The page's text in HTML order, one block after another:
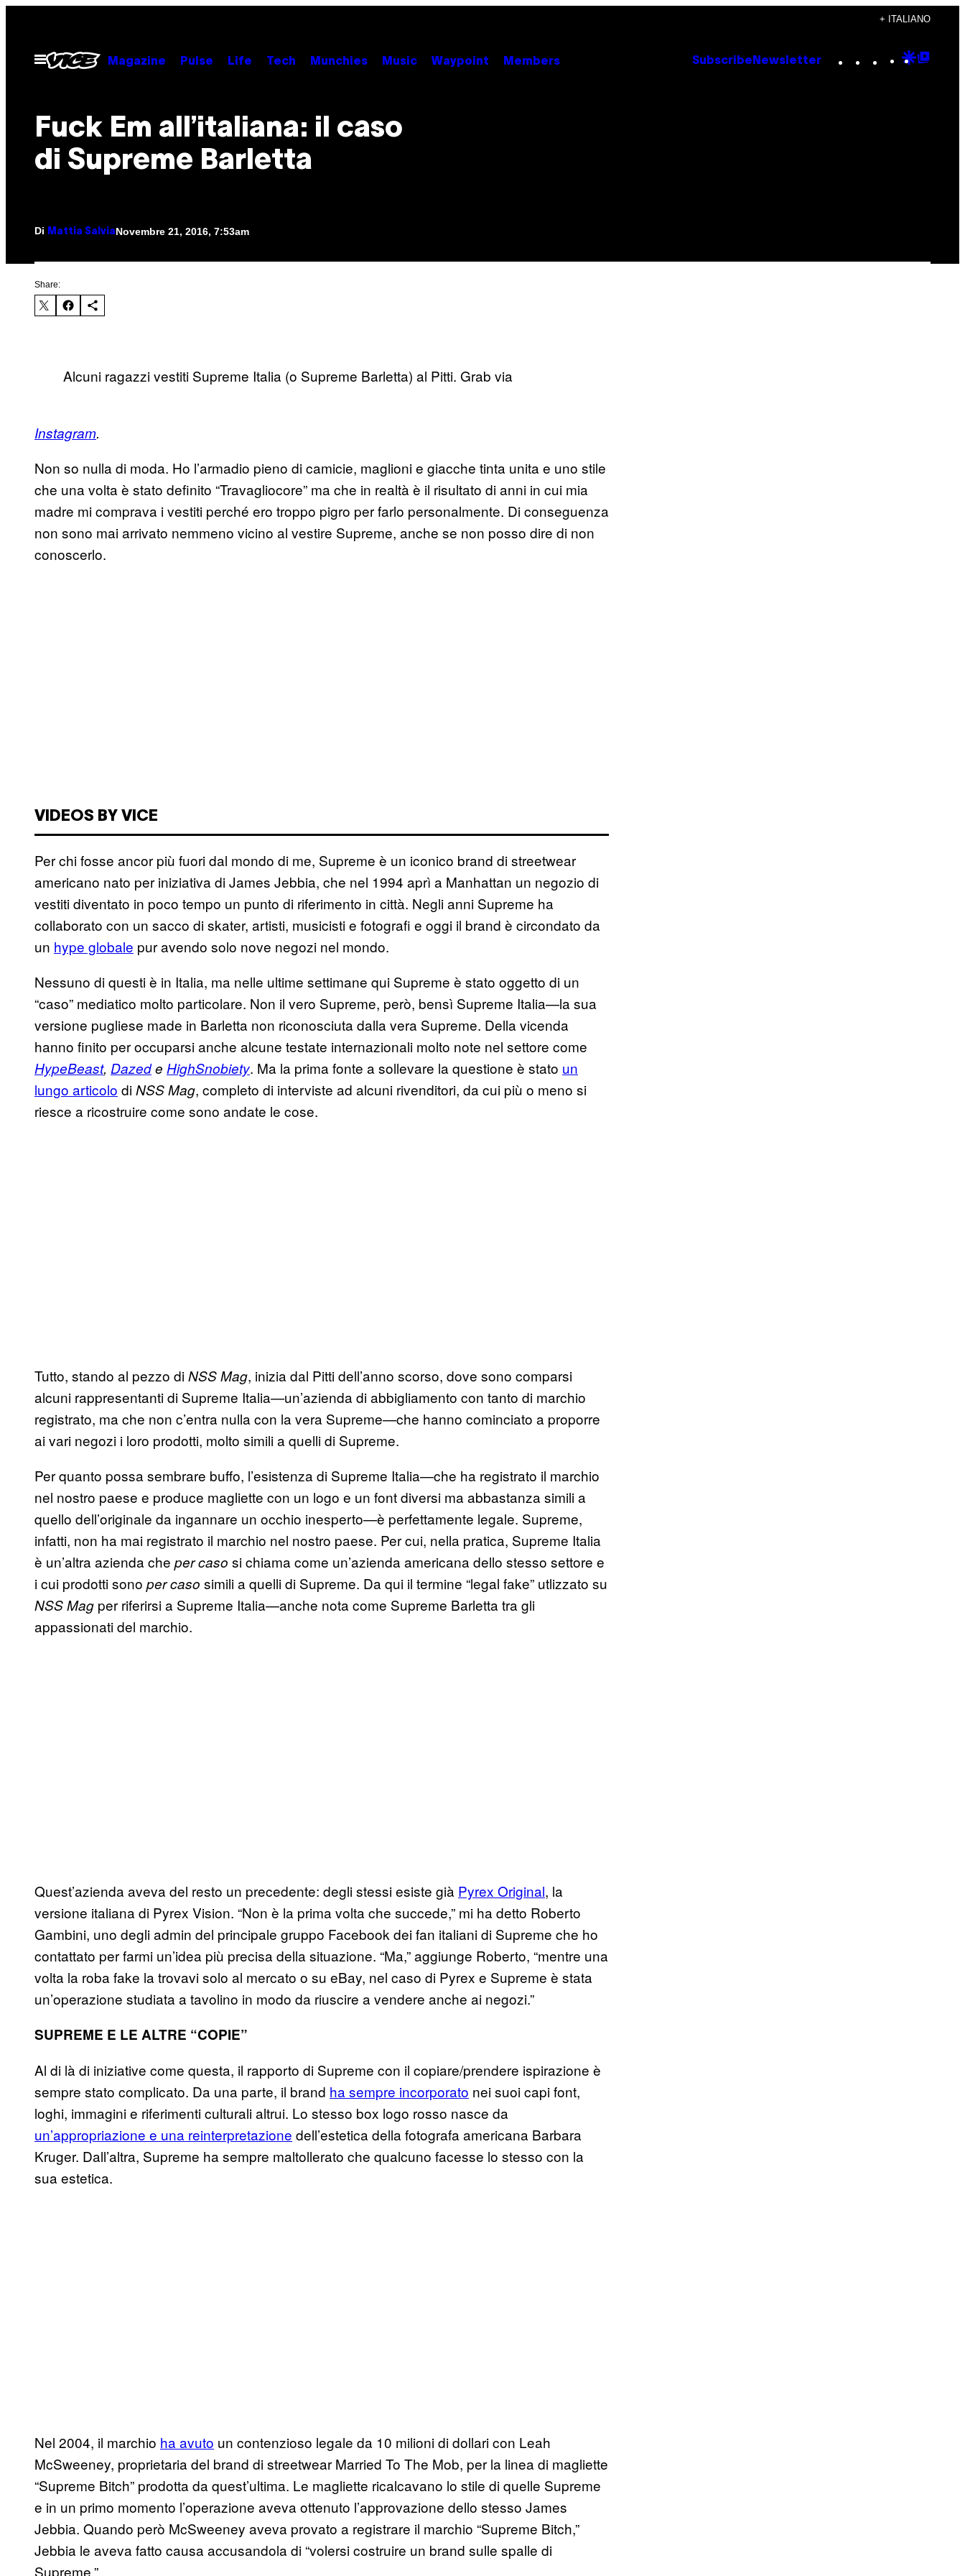
contenuto
+ ITALIANO
Apri
Magazine Pulse Life Tech Munchies Music Waypoint Members Subscribe Newsletter Instagram
TikTok
YouTube
Google
Fuck Em all’italiana: il caso
di Supreme Barletta
Di Mattia SalviaNovembre 21, 2016, 7:53am
Share:
Alcuni ragazzi vestiti Supreme Italia (o Supreme Barletta) al Pitti. Grab via
Instagram.
Non so nulla di moda. Ho l’armadio pieno di camicie, maglioni e giacche tinta unita e uno stile
che una volta è stato definito “Travagliocore” ma che in realtà è il risultato di anni in cui mia
madre mi comprava i vestiti perché ero troppo pigro per farlo personalmente. Di conseguenza
non sono mai arrivato nemmeno vicino al vestire Supreme, anche se non posso dire di non
conoscerlo.
VIDEOS BY VICE
Per chi fosse ancor più fuori dal mondo di me, Supreme è un iconico brand di streetwear
americano nato per iniziativa di James Jebbia, che nel 1994 aprì a Manhattan un negozio di
vestiti diventato in poco tempo un punto di riferimento in città. Negli anni Supreme ha
collaborato con un sacco di skater, artisti, musicisti e fotografi e oggi il brand è circondato da
un hype globale pur avendo solo nove negozi nel mondo.
Nessuno di questi è in Italia, ma nelle ultime settimane qui Supreme è stato oggetto di un
“caso” mediatico molto particolare. Non il vero Supreme, però, bensì Supreme Italia—la sua
versione pugliese made in Barletta non riconosciuta dalla vera Supreme. Della vicenda
hanno finito per occuparsi anche alcune testate internazionali molto note nel settore come
HypeBeast, Dazede HighSnobiety. Ma la prima fonte a sollevare la questione è stato un
lungo articolo diNSS Mag, completo di interviste ad alcuni rivenditori, da cui più o meno si
riesce a ricostruire come sono andate le cose.
Tutto, stando al pezzo diNSS Mag, inizia dal Pitti dell’anno scorso, dove sono comparsi
alcuni rappresentanti di Supreme Italia—un’azienda di abbigliamento con tanto di marchio
registrato, ma che non c’entra nulla con la vera Supreme—che hanno cominciato a proporre
ai vari negozi i loro prodotti, molto simili a quelli di Supreme.
Per quanto possa sembrare buffo, l’esistenza di Supreme Italia—che ha registrato il marchio
nel nostro paese e produce magliette con un logo e un font diversi ma abbastanza simili a
quello dell’originale da ingannare un occhio inesperto—è perfettamente legale. Supreme,
infatti, non ha mai registrato il marchio nel nostro paese. Per cui, nella pratica, Supreme Italia
è un’altra azienda che per caso si chiama come un’azienda americana dello stesso settore e
i cui prodotti sono per caso simili a quelli di Supreme. Da qui il termine “legal fake” utlizzato su
NSS Mag per riferirsi a Supreme Italia—anche nota come Supreme Barletta tra gli
appassionati del marchio.
Quest’azienda aveva del resto un precedente: degli stessi esiste già Pyrex Original, la
versione italiana di Pyrex Vision. “Non è la prima volta che succede,” mi ha detto Roberto
Gambini, uno degli admin del principale gruppo Facebook dei fan italiani di Supreme che ho
contattato per farmi un’idea più precisa della situazione. “Ma,” aggiunge Roberto, “mentre una
volta la roba fake la trovavi solo al mercato o su eBay, nel caso di Pyrex e Supreme è stata
un’operazione studiata a tavolino in modo da riuscire a vendere anche ai negozi.”
SUPREME E LE ALTRE “COPIE”
Al di là di iniziative come questa, il rapporto di Supreme con il copiare/prendere ispirazione è
sempre stato complicato. Da una parte, il brand ha sempre incorporato nei suoi capi font,
loghi, immagini e riferimenti culturali altrui. Lo stesso box logo rosso nasce da
un’appropriazione e una reinterpretazione dell’estetica della fotografa americana Barbara
Kruger. Dall’altra, Supreme ha sempre maltollerato che qualcuno facesse lo stesso con la
sua estetica.
Nel 2004, il marchio ha avuto un contenzioso legale da 10 milioni di dollari con Leah
McSweeney, proprietaria del brand di streetwear Married To The Mob, per la linea di magliette
“Supreme Bitch” prodotta da quest’ultima. Le magliette ricalcavano lo stile di quelle Supreme
e in un primo momento l’operazione aveva ottenuto l’approvazione dello stesso James
Jebbia. Quando però McSweeney aveva provato a registrare il marchio “Supreme Bitch,”
Jebbia le aveva fatto causa accusandola di “volersi costruire un brand sulle spalle di
Supreme.”